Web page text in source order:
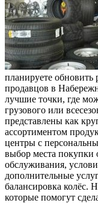
планируете
продавцов в
лучшие точки, где
грузового или
представлены как
ассортиментом
центры с
выбор места покупки
обслуживания,
дополнительные
балансировка колёс.
которые помогут